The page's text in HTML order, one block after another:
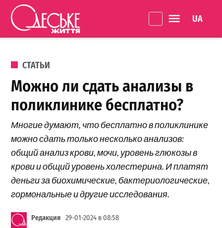
Перейти к содержанию
життя
ОПУБЛИКОВАНО В
СТАТЬИ
Можно ли сдать анализы в
поликлинике бесплатно?
Многие думают, что бесплатно в поликлинике
можно сдать только несколько анализов:
общий анализ крови, мочи, уровень глюкозы в
крови и общий уровень холестерина. И платят
деньги за биохимические, бактериологические,
гормональные и другие исследования.
Редакция 29-01-2024 в 08:58